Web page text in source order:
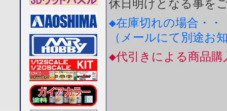
休日明けとなる事を
◆在庫切れの場合・・
（メールにて別途お
◆代引きによる商品